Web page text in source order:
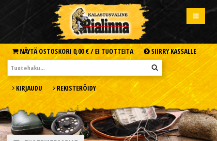
NÄYTÄ OSTOSKORI 0,00 € / EI TUOTTEITA SIIRRY KASSALLE
KIRJAUDU REKISTERÖIDY